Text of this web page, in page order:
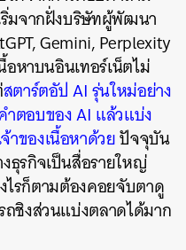
ริ่มจากฝั่งบริษัทผู้พัฒนา
Gemini, Perplexity
อหาบนอินเทอร์เน็ตไม่
สตาร์ตอัป AI รุ่นใหม่อย่าง
ำตอบของ AI แล้วแบ่ง
าของเนื้อหาด้วยปัจจุบัน
ธุรกิจเป็นสื่อรายใหญ่
ไรก็ตามต้องคอยจับตาดู
ถชิงส่วนแบ่งตลาดได้มาก